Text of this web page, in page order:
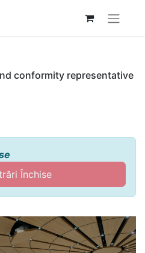
conformity representative
Închise